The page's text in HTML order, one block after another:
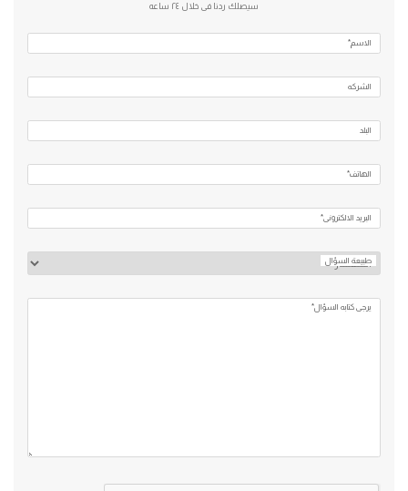
سيصلك ردنا فى خلال ٢٤ ساعه
الاسم*
الشركه
الهاتف*
البريد الالكتروني*
طبيعة السؤال
يرجي كتابه السؤال*